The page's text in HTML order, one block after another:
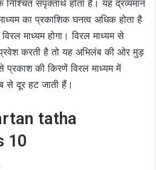
संपृक्तार्थ होता है। यह द्रव्यमान
का प्रकाशिक घनत्व अधिक होता है
माध्यम होगा। विरल माध्यम से
करती है तो यह अभिलंब की ओर मुड़
की किरणें विरल माध्यम में
से दूर हट जाती हैं।
tatha
10